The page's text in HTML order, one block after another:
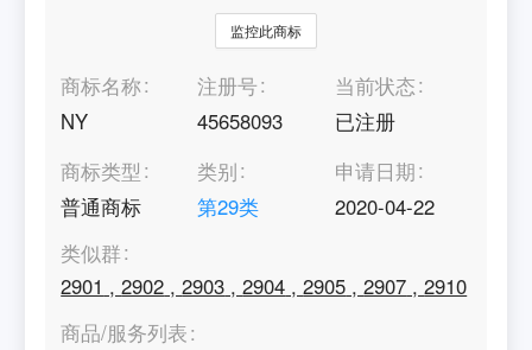
监控此商标
商标名称
NY
注册号
45658093
当前状态
已注册
商标类型
普通商标
类别
第29类
申请日期
2020-04-22
类似群
2901 ,2902 ,2903 ,2904 ,2905 ,2907 ,2910
商品/服务列表